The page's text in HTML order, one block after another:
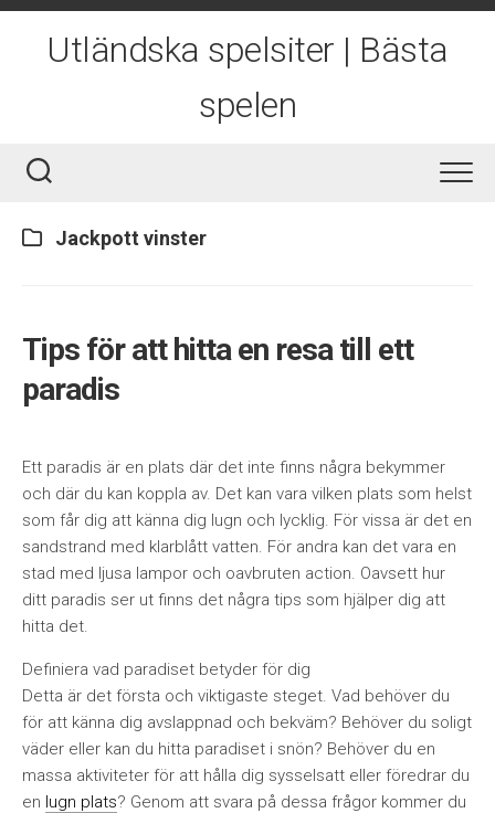
Skip
contentUtländska spelsiter | Bästa
spelen
Jackpott vinster
Tips för att hitta en resa till ett
paradis
Ett paradis är en plats där det inte finns några bekymmer
och där du kan koppla av. Det kan vara vilken plats som helst
som får dig att känna dig lugn och lycklig. För vissa är det en
sandstrand med klarblått vatten. För andra kan det vara en
stad med ljusa lampor och oavbruten action. Oavsett hur
ditt paradis ser ut finns det några tips som hjälper dig att
hitta det.
Definiera vad paradiset betyder för dig
Detta är det första och viktigaste steget. Vad behöver du
för att känna dig avslappnad och bekväm? Behöver du soligt
väder eller kan du hitta paradiset i snön? Behöver du en
massa aktiviteter för att hålla dig sysselsatt eller föredrar du
en lugn plats? Genom att svara på dessa frågor kommer du